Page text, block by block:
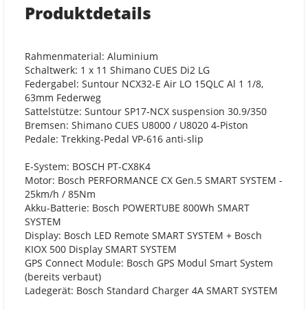
Produktdetails
Rahmenmaterial: Aluminium
Schaltwerk: 1 x 11 Shimano CUES Di2 LG
Federgabel: Suntour NCX32-E Air LO 15QLC Al 1 1/8,
63mm Federweg
Sattelstütze: Suntour SP17-NCX suspension 30.9/350
Bremsen: Shimano CUES U8000 / U8020 4-Piston
Pedale: Trekking-Pedal VP-616 anti-slip
E-System: BOSCH PT-CX8K4
Motor: Bosch PERFORMANCE CX Gen.5 SMART SYSTEM -
25km/h / 85Nm
Akku-Batterie: Bosch POWERTUBE 800Wh SMART
SYSTEM
Display: Bosch LED Remote SMART SYSTEM + Bosch
KIOX 500 Display SMART SYSTEM
GPS Connect Module: Bosch GPS Modul Smart System
(bereits verbaut)
Ladegerät: Bosch Standard Charger 4A SMART SYSTEM